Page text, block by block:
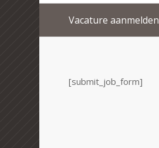
Vacature aanmelden
[submit_job_form]